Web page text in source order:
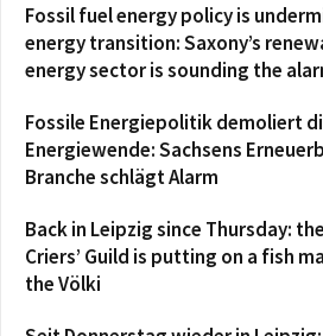
Fossil fuel energy policy is
energy transition: Saxony’s
energy sector is sounding the
Fossile Energiepolitik demoliert
Energiewende: Sachsens
Branche schlägt Alarm
Back in Leipzig since Thursday:
Criers’ Guild is putting on a fish
the Völki